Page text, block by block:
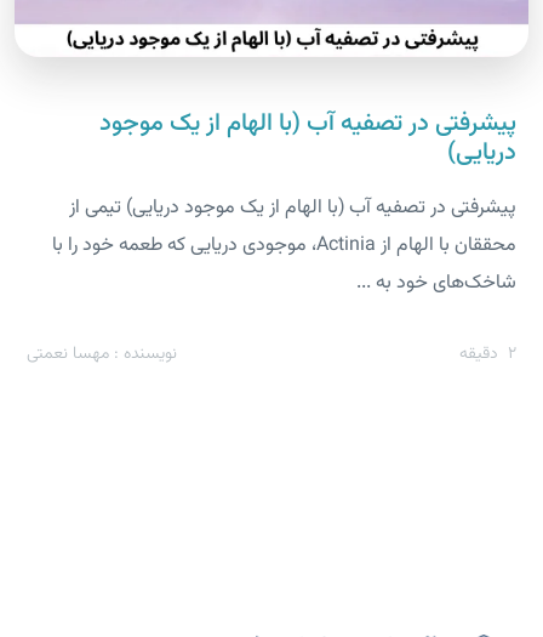
پیشرفتی در تصفیه آب (با الهام از یک موجود
دریایی)
پیشرفتی در تصفیه آب (با الهام از یک موجود دریایی) تیمی از
محققان با الهام از Actinia، موجودی دریایی که طعمه خود را با
شاخک‌های خود به ...
2 دقیقه نویسنده : مهسا نعمتی